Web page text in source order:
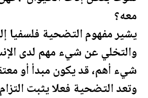
معه؟
يشير مفهوم التضحية فلسفيا
والتخلي عن شيء مهم لدى
شيء أهم، قد يكون مبدأ أو
وتعد التضحية فعلا يثبت